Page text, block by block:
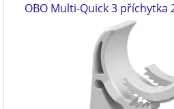
OBO Multi-Quick 3 příchytka